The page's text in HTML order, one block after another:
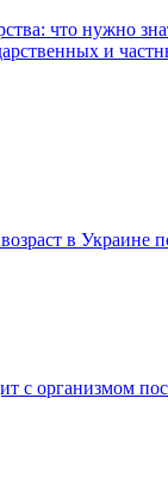
что нужно
и
в Украине
с организмом